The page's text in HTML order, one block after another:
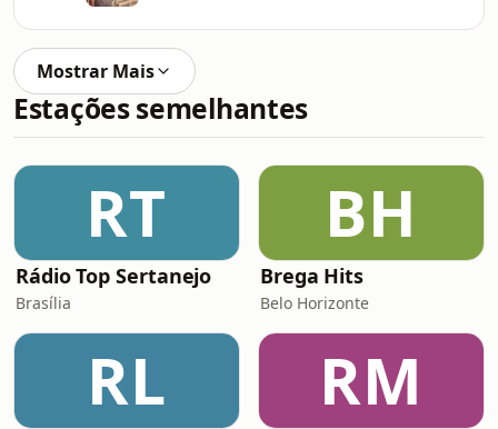
Mostrar Mais
Estações semelhantes
RT
Rádio Top Sertanejo
Brasília
BH
Brega Hits
Belo Horizonte
RL RM